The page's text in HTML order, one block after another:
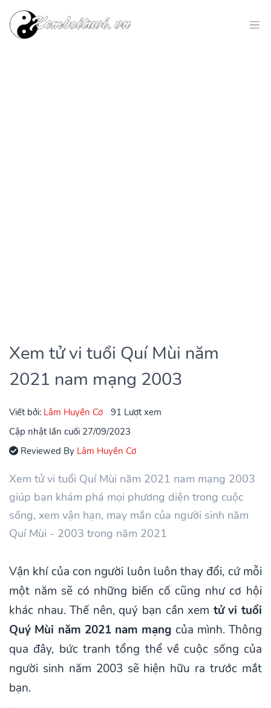
Xem tử vi tuổi Quí Mùi năm
2021 nam mạng 2003
Viết bởi: Lâm Huyền Cơ
91 Lượt xem
Cập nhật lần cuối 27/09/2023
Reviewed By Lâm Huyền Cơ
Xem tử vi tuổi Quí Mùi năm 2021 nam mạng 2003
giúp bạn khám phá mọi phương diện trong cuộc
sống, xem vận hạn, may mắn của người sinh năm
Quí Mùi - 2003 trong năm 2021
Vận khí của con người luôn luôn thay đổi, cứ mỗi
một năm sẽ có những biến cố cũng như cơ hội
khác nhau. Thế nên, quý bạn cần xem tử vi tuổi
Quý Mùi năm 2021 nam mạng của mình. Thông
qua đây, bức tranh tổng thể về cuộc sống của
người sinh năm 2003 sẽ hiện hữu ra trước mắt
bạn.